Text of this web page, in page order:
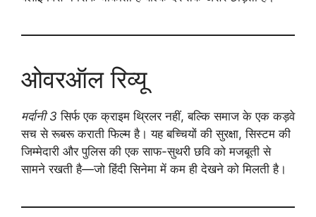
ओवरऑल रिव्यू
मर्दानी 3 सिर्फ एक क्राइम थ्रिलर नहीं, बल्कि समाज के एक कड़वे
सच से रूबरू कराती फिल्म है। यह बच्चियों की सुरक्षा, सिस्टम की
जिम्मेदारी और पुलिस की एक साफ-सुथरी छवि को मजबूती से
सामने रखती है—जो हिंदी सिनेमा में कम ही देखने को मिलती है।